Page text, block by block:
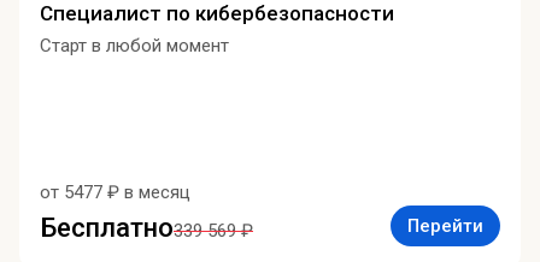
Специалист по кибербезопасности
Старт в любой момент
от 5477 ₽ в месяц
Бесплатно339 569 ₽ Перейти